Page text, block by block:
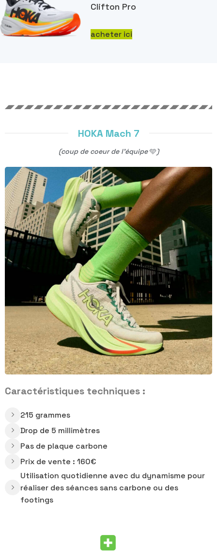
Clifton Pro
acheter ici
HOKA Mach 7
(coup de coeur de l’équipe🩵)
Caractéristiques techniques :
215 grammes
Drop de 5 millimètres
Pas de plaque carbone
Prix de vente : 160€
Utilisation quotidienne avec du dynamisme pour
réaliser des séances sans carbone ou des
footings